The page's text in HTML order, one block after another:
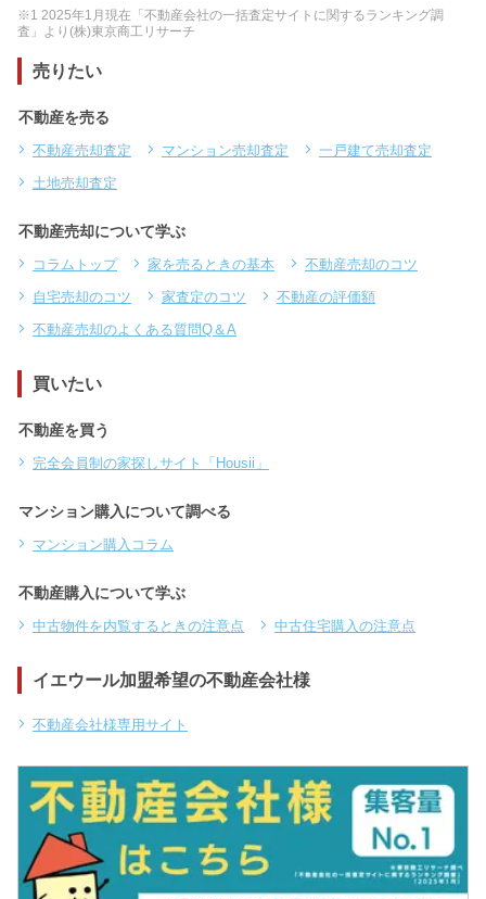
※1 2025年1月現在「不動産会社の一括査定サイトに関するランキング調
査」より(株)東京商工リサーチ
売りたい
不動産を売る
不動産売却査定 マンション売却査定
一戸建て売却査定
土地売却査定
不動産売却について学ぶ
コラムトップ 家を売るときの基本
不動産売却のコツ
自宅売却のコツ
家査定のコツ
不動産の評価額
不動産売却のよくある質問Q＆A
買いたい
不動産を買う
完全会員制の家探しサイト「Housii」
マンション購入について調べる
マンション購入コラム
不動産購入について学ぶ
中古物件を内覧するときの注意点 中古住宅購入の注意点
イエウール加盟希望の不動産会社様
不動産会社様専用サイト